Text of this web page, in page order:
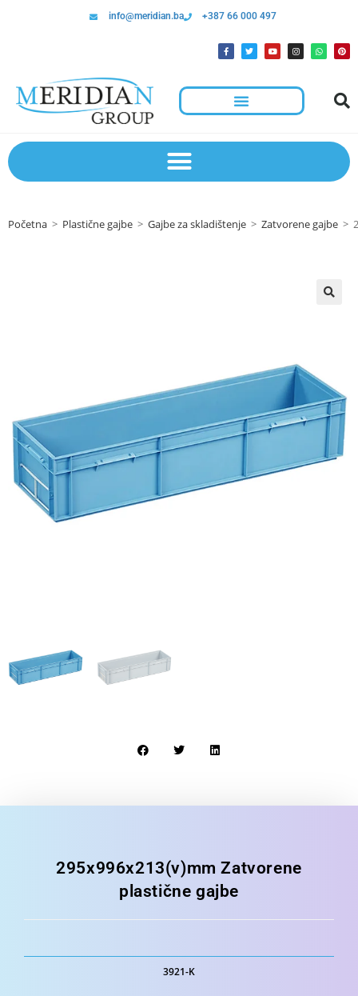
info@meridian.ba +387 66 000 497
Početna > Plastične gajbe > Gajbe za skladištenje > Zatvorene gajbe >
295x996x213(v)mm Zatvorene
plastične gajbe
3921-K